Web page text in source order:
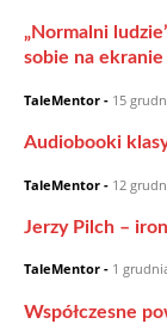
„Normalni
sobie na ekranie
TaleMentor - 15
Audiobooki
TaleMentor - 12
Jerzy Pilch –
TaleMentor - 1
Współczesne